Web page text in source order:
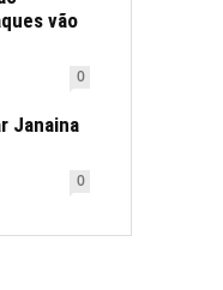
vão
0
Janaina
0